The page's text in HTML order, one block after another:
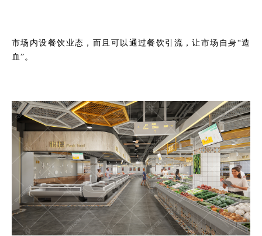
市场内设餐饮业态，而且可以通过餐饮引流，让市场自身“造
血”。